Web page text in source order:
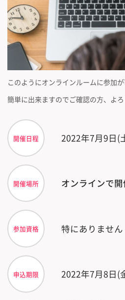
このようにオンラインルームに参加
簡単に出来ますのでご確認の方、よ
開催日程 2022年7月9日(
開催場所 オンラインで開
参加資格 特にありません
申込期限 2022年7月8日(